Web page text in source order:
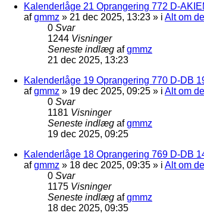
Kalenderlåge 21 Oprangering 772 D-
afgmmz » 21 dec 2025, 13:23 » i Alt om
0 Svar
1244 Visninger
Seneste indlæg afgmmz
21 dec 2025, 13:23
Kalenderlåge 19 Oprangering 770 D-DB
afgmmz » 19 dec 2025, 09:25 » i Alt om
0 Svar
1181 Visninger
Seneste indlæg afgmmz
19 dec 2025, 09:25
Kalenderlåge 18 Oprangering 769 D-DB
afgmmz » 18 dec 2025, 09:35 » i Alt om
0 Svar
1175 Visninger
Seneste indlæg afgmmz
18 dec 2025, 09:35